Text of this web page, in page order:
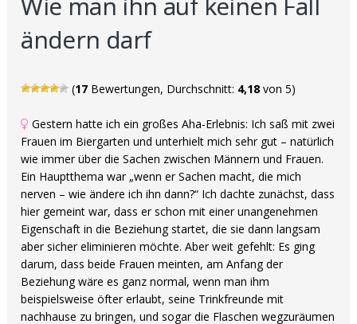
ändern darf
(17 Bewertungen, Durchschnitt: 4,18 von 5)
Gestern hatte ich ein großes Aha-Erlebnis: Ich saß mit zwei
Frauen im Biergarten und unterhielt mich sehr gut – natürlich
wie immer über die Sachen zwischen Männern und Frauen.
Ein Hauptthema war „wenn er Sachen macht, die mich
nerven – wie ändere ich ihn dann?“ Ich dachte zunächst, dass
hier gemeint war, dass er schon mit einer unangenehmen
Eigenschaft in die Beziehung startet, die sie dann langsam
aber sicher eliminieren möchte. Aber weit gefehlt: Es ging
darum, dass beide Frauen meinten, am Anfang der
Beziehung wäre es ganz normal, wenn man ihm
beispielsweise öfter erlaubt, seine Trinkfreunde mit
nachhause zu bringen, und sogar die Flaschen wegzuräumen